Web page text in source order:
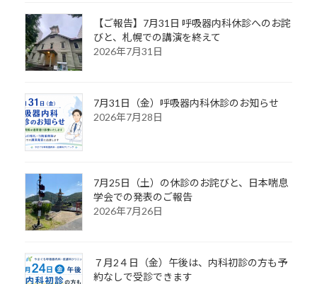
【ご報告】7月31日 呼吸器内科休診へのお詫
びと、札幌での講演を終えて
2026年7月31日
7月31日（金）呼吸器内科休診のお知らせ
2026年7月28日
7月25日（土）の休診のお詫びと、日本喘息
学会での発表のご報告
2026年7月26日
７月2４日（金）午後は、内科初診の方も予
約なしで受診できます